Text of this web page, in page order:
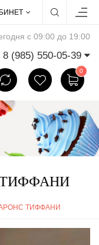
с 09:00 до 19:00
8 (985) 550-05-39
0
ТИФФАНИ